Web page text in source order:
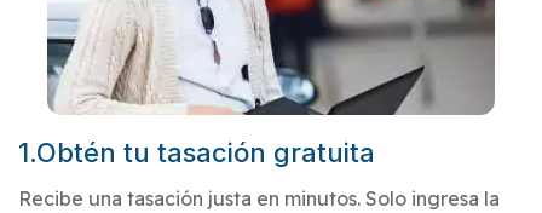
1.Obtén tu tasación gratuita
Recibe una tasación justa en minutos. Solo ingresa la